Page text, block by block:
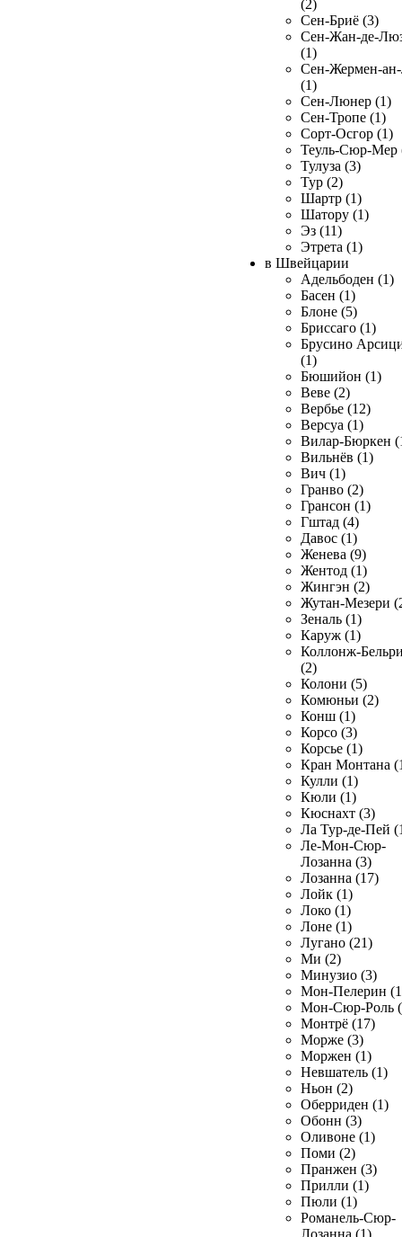
(2)
Сен-Бриё (3)
Сен-Жан-де-
(1)
Сен-Жермен-
(1)
Сен-Люнер (1)
Сен-Тропе (1)
Сорт-Осгор (1)
Теуль-Сюр-Мер
Тулуза (3)
Тур (2)
Шартр (1)
Шатору (1)
Эз (11)
Этрета (1)
в Швейцарии
Адельбоден (1)
Басен (1)
Блоне (5)
Бриссаго (1)
Брусино
(1)
Бюшийон (1)
Веве (2)
Вербье (12)
Версуа (1)
Вилар-Бюркен
Вильнёв (1)
Вич (1)
Гранво (2)
Грансон (1)
Гштад (4)
Давос (1)
Женева (9)
Жентод (1)
Жингэн (2)
Жутан-Мезери
Зеналь (1)
Каруж (1)
Коллонж-
(2)
Колони (5)
Комюньи (2)
Конш (1)
Корсо (3)
Корсье (1)
Кран Монтана
Кулли (1)
Кюли (1)
Кюснахт (3)
Ла Тур-де-Пей
Ле-Мон-Сюр-
Лозанна (3)
Лозанна (17)
Лойк (1)
Локо (1)
Лоне (1)
Лугано (21)
Ми (2)
Минузио (3)
Мон-Пелерин
Мон-Сюр-Роль
Монтрё (17)
Морже (3)
Моржен (1)
Невшатель (1)
Ньон (2)
Оберриден (1)
Обонн (3)
Оливоне (1)
Поми (2)
Пранжен (3)
Прилли (1)
Пюли (1)
Романель-Сюр-
Лозанна (1)